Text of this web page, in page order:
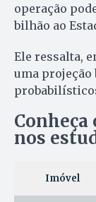
operação
bilhão ao
Ele ressalta,
uma projeção
nos
Imóvel